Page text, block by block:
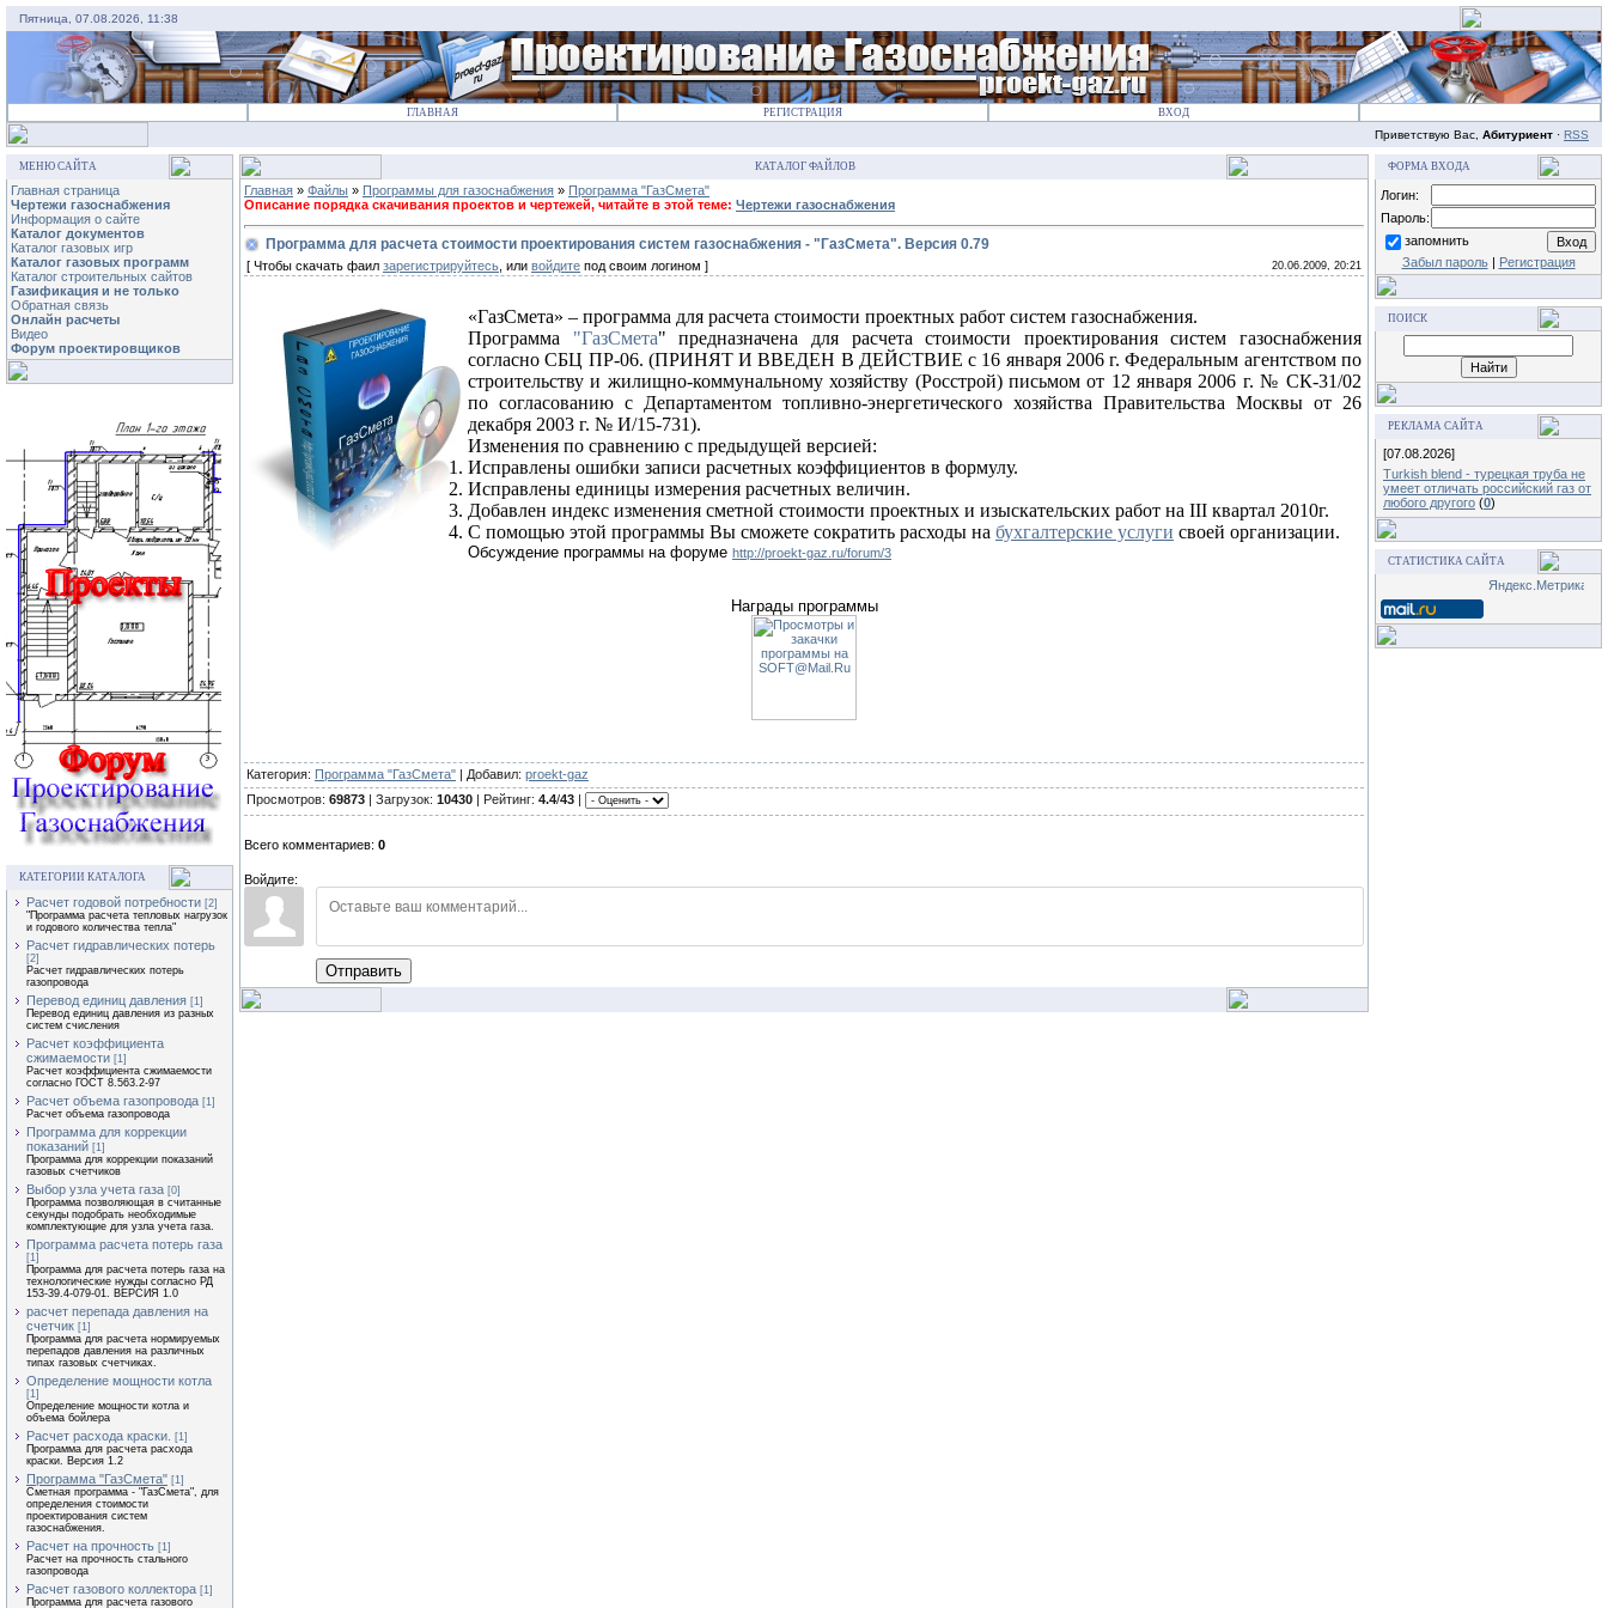
Пятница, 07.08.2026, 11:38
ГЛАВНАЯ РЕГИСТРАЦИЯ ВХОД
Приветствую Вас, Абитуриент · RSS
МЕНЮ САЙТА
Главная страница
Чертежи газоснабжения
Информация о сайте
Каталог документов
Каталог газовых игр
Каталог газовых программ
Каталог строительных сайтов
Газификация и не только
Обратная связь
Онлайн расчеты
Видео
Форум проектировщиков
КАТЕГОРИИ КАТАЛОГА
Расчет годовой потребности [2]
"Программа расчета тепловых нагрузок
и годового количества тепла"
Расчет гидравлических потерь
[2]
Расчет гидравлических потерь
газопровода
Перевод единиц давления [1]
Перевод единиц давления из разных
систем счисления
Расчет коэффициента
сжимаемости [1]
Расчет коэффициента сжимаемости
согласно ГОСТ 8.563.2-97
Расчет объема газопровода [1]
Расчет объема газопровода
Программа для коррекции
показаний [1]
Программа для коррекции показаний
газовых счетчиков
Выбор узла учета газа [0]
Программа позволяющая в считанные
секунды подобрать необходимые
комплектующие для узла учета газа.
Программа расчета потерь газа
[1]
Программа для расчета потерь газа на
технологические нужды согласно РД
153-39.4-079-01. ВЕРСИЯ 1.0
расчет перепада давления на
счетчик [1]
Программа для расчета нормируемых
перепадов давления на различных
типах газовых счетчиках.
Определение мощности котла
[1]
Определение мощности котла и
объема бойлера
Расчет расхода краски.
[1]
Программа для расчета расхода
краски. Версия 1.2
Программа "ГазСмета" [1]
Сметная программа - "ГазСмета", для
определения стоимости
проектирования систем
газоснабжения.
Расчет на прочность [1]
Расчет на прочность стального
газопровода
Расчет газового коллектора [1]
Программа для расчета газового
КАТАЛОГ ФАЙЛОВ
Главная » Файлы » Программы для газоснабжения » Программа "ГазСмета"
Описание порядка скачивания проектов и чертежей, читайте в этой теме: Чертежи газоснабжения
Программа для расчета стоимости проектирования систем газоснабжения - "ГазСмета". Версия 0.79
[ Чтобы скачать фаил зарегистрируйтесь , или войдите под своим логином ] 20.06.2009, 20:21
«ГазСмета» – программа для расчета стоимости проектных работ систем газоснабжения.
Программа "ГазСмета" предназначена для расчета стоимости проектирования систем газоснабжения
согласно СБЦ ПР-06. (ПРИНЯТ И ВВЕДЕН В ДЕЙСТВИЕ с 16 января 2006 г. Федеральным агентством по
строительству и жилищно-коммунальному хозяйству (Росстрой) письмом от 12 января 2006 г. № СК-31/02
по согласованию с Департаментом топливно-энергетического хозяйства Правительства Москвы от 26
декабря 2003 г. № И/15-731).
Изменения по сравнению с предыдущей версией:
Исправлены ошибки записи расчетных коэффициентов в формулу.
Исправлены единицы измерения расчетных величин.
Добавлен индекс изменения сметной стоимости проектных и изыскательских работ на III квартал 2010г.
С помощью этой программы Вы сможете сократить расходы на бухгалтерские услуги своей организации.
Обсуждение программы на форуме http://proekt-gaz.ru/forum/3
Награды программы
Категория: Программа "ГазСмета" | Добавил: proekt-gaz
Просмотров: 69873 | Загрузок: 10430 | Рейтинг: 4.4/43 |
Всего комментариев: 0
Войдите:
Отправить
ФОРМА ВХОДА
Логин:
Пароль:
запомнить
Забыл пароль| Регистрация
ПОИСК
РЕКЛАМА САЙТА
[07.08.2026]
Turkish blend - турецкая труба не
умеет отличать российский газ от
любого другого (0)
СТАТИСТИКА САЙТА